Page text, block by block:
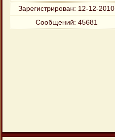
Зарегистрирован: 12-12-2010
Сообщений: 45681